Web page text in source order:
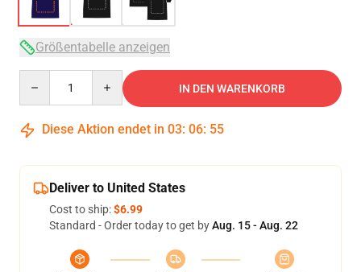
Größentabelle anzeigen
IN DEN WARENKORB
Diese Aktion endet in 03: 06: 54
Deliver to United States
Cost to ship:$6.99
Standard - Order today to get byAug. 15 - Aug. 22